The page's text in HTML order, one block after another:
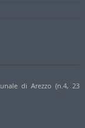
di Arezzo (n.4, 23